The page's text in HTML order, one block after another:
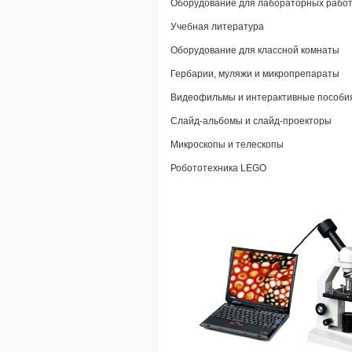
Оборудование для лабораторных работ
Учебная литература
Оборудование для классной комнаты
Гербарии, муляжи и микропрепараты
Видеофильмы и интерактивные
Слайд-альбомы и слайд-проекторы
Микроскопы и телескопы
Робототехника LEGO